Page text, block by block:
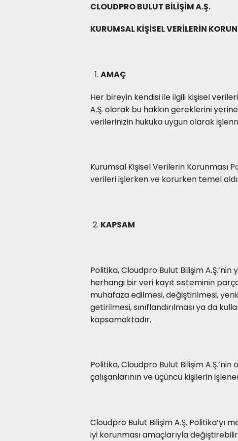
CLOUDPRO BULUT BİLİŞİM A.Ş.
KURUMSAL KİŞİSEL VERİLERİN
AMAÇ
Her bireyin kendisi ile ilgili kişisel
A.Ş. olarak bu hakkın gereklerini
verilerinizin hukuka uygun olarak
Kurumsal Kişisel Verilerin Korunması
verileri işlerken ve korurken temel
KAPSAM
Politika, Cloudpro Bulut Bilişim
herhangi bir veri kayıt sisteminin
muhafaza edilmesi, değiştirilmesi,
getirilmesi, sınıflandırılması ya da
kapsamaktadır.
Politika, Cloudpro Bulut Bilişim
çalışanlarının ve üçüncü kişilerin
Cloudpro Bulut Bilişim A.Ş. Politika’yı
iyi korunması amaçlarıyla